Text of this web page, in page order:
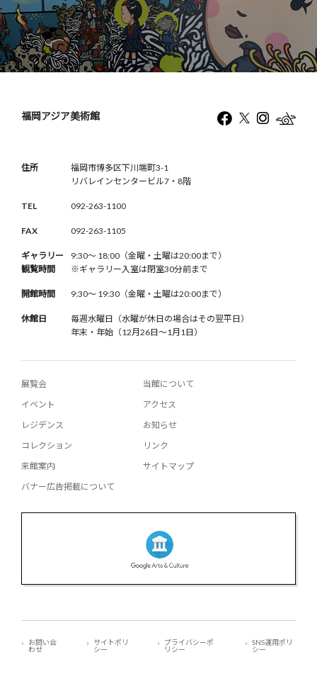
福岡アジア美術館
住所
福岡市博多区下川端町3-1
リバレインセンタービル7・8階
TEL 092-263-1100
FAX 092-263-1105
ギャラリー
観覧時間
9:30〜 18:00（金曜・土曜は20:00まで）
※ギャラリー入室は閉室30分前まで
開館時間 9:30〜 19:30（金曜・土曜は20:00まで）
休館日
毎週水曜日（水曜が休日の場合はその翌平日）
年末・年始（12月26日〜1月1日）
展覧会
イベント
レジデンス
コレクション
来館案内
バナー広告掲載について
当館について
アクセス
お知らせ
リンク
サイトマップ
お問い合
わせ
サイトポリ
シー
プライバシーポ
リシー
SNS運用ポリ
シー